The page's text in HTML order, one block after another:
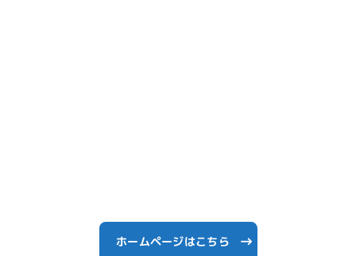
ホームページはこちら